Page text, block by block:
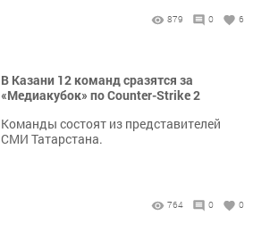
879 0 6
В Казани 12 команд сразятся за
«Медиакубок» по Counter-Strike 2
Команды состоят из представителей
СМИ Татарстана.
764 0 0